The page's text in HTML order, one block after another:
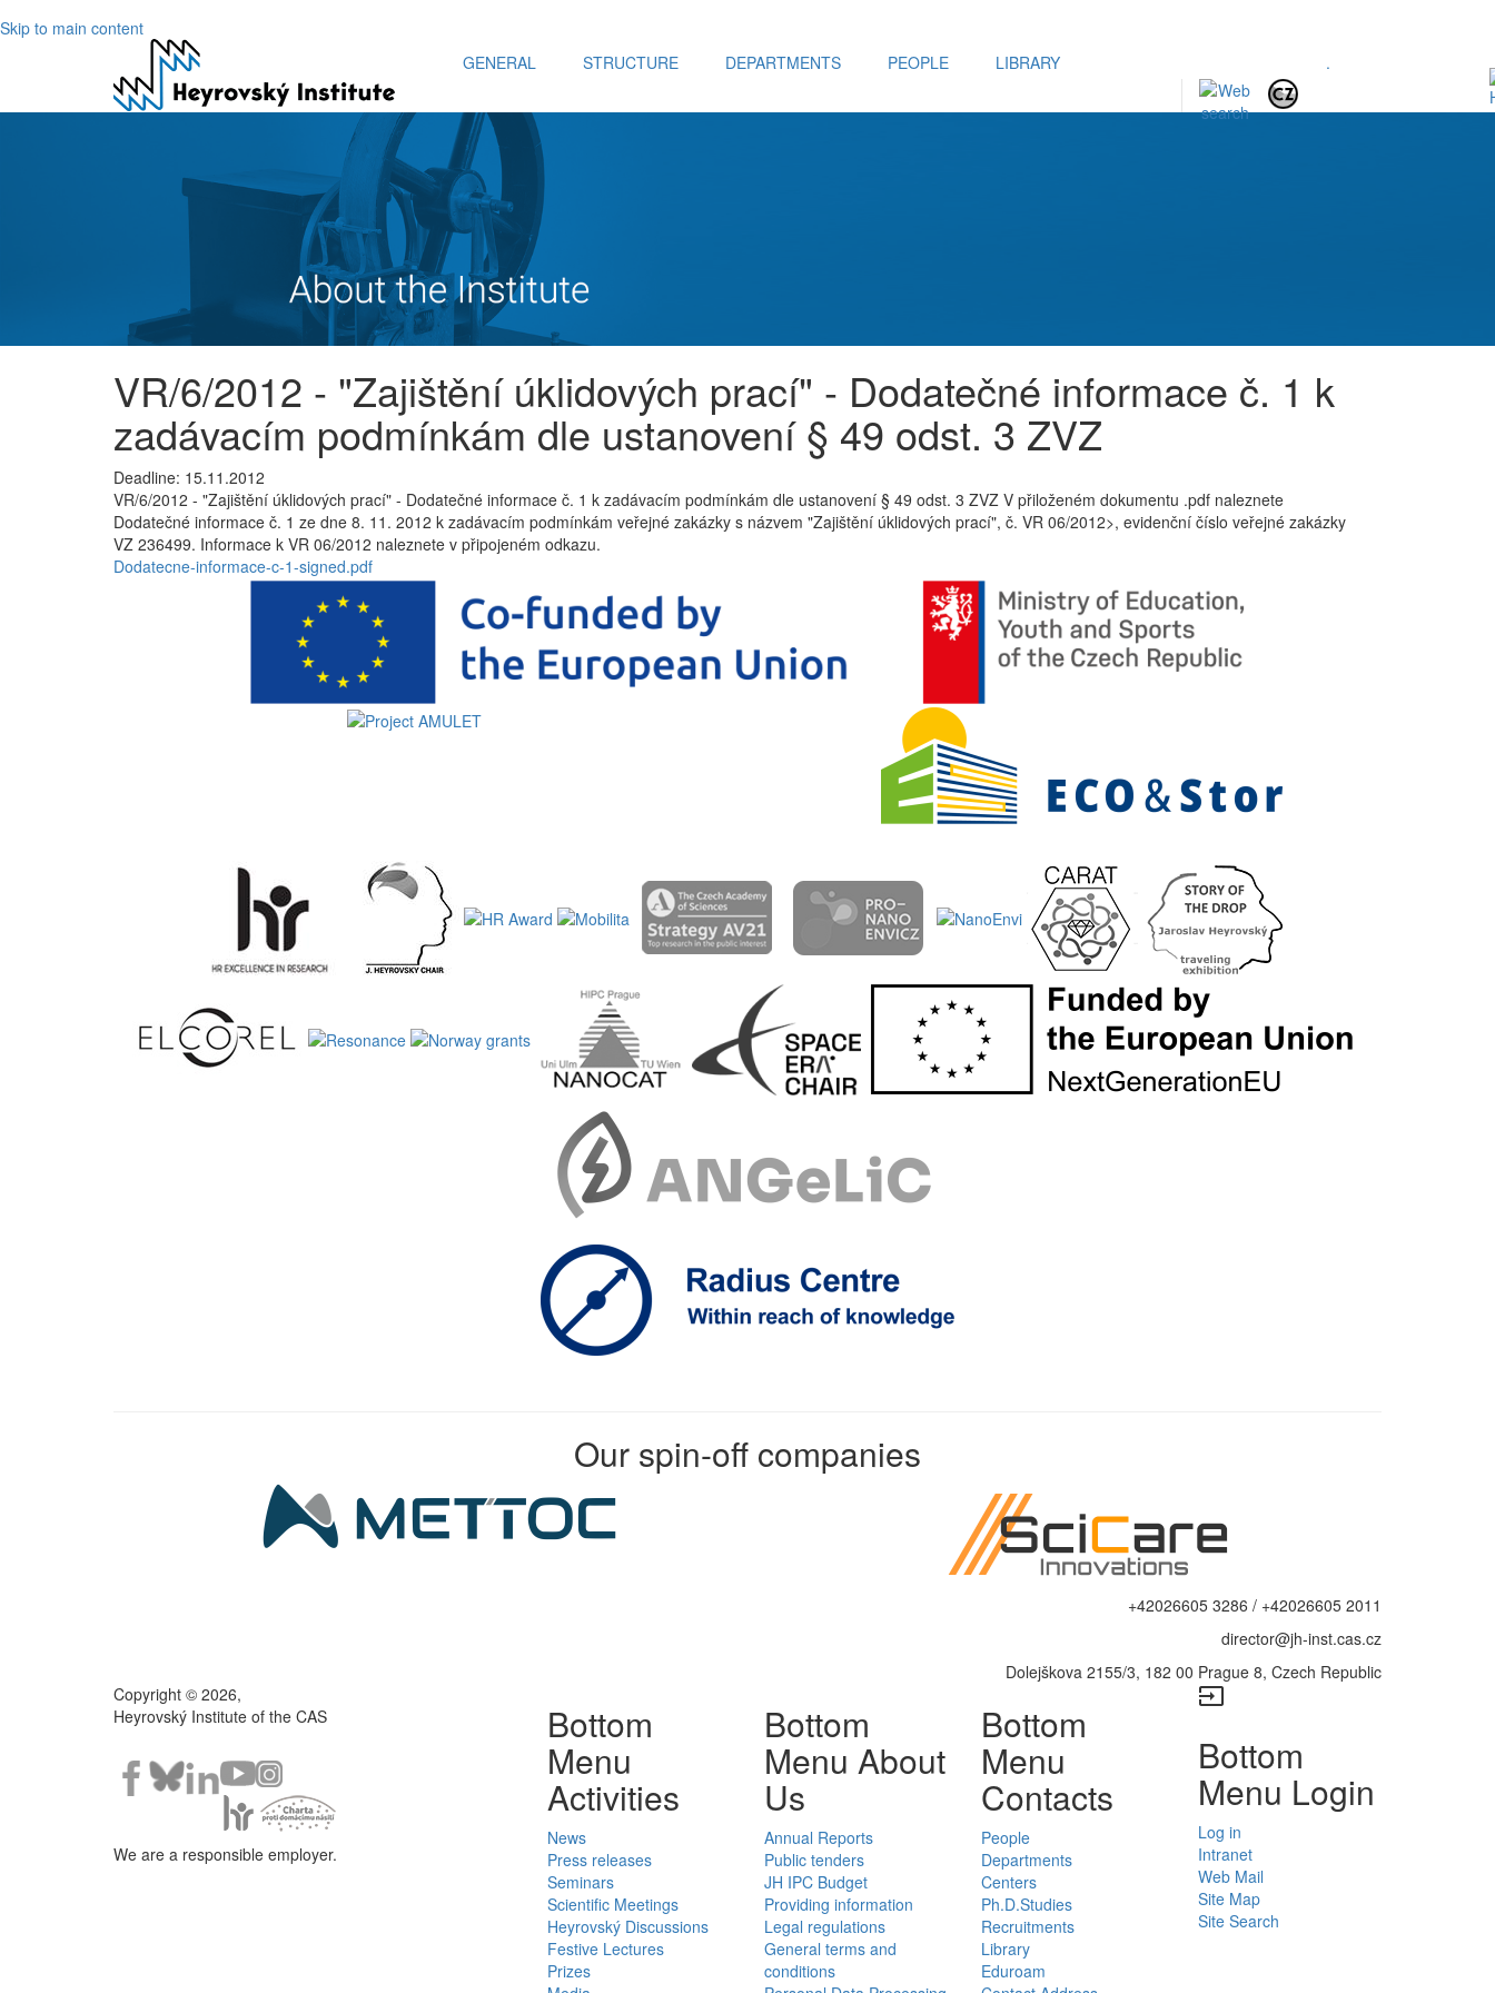
Skip to main content
GENERAL
STRUCTURE DEPARTMENTS PEOPLE LIBRARY .
VR/6/2012 - "Zajištění úklidových prací" - Dodatečné informace č. 1 k
zadávacím podmínkám dle ustanovení § 49 odst. 3 ZVZ
Deadline: 15.11.2012
VR/6/2012 - "Zajištění úklidových prací" - Dodatečné informace č. 1 k zadávacím podmínkám dle ustanovení § 49 odst. 3 ZVZ V přiloženém dokumentu .pdf naleznete
Dodatečné informace č. 1 ze dne 8. 11. 2012 k zadávacím podmínkám veřejné zakázky s názvem "Zajištění úklidových prací", č. VR 06/2012>, evidenční číslo veřejné zakázky
VZ 236499. Informace k VR 06/2012 naleznete v připojeném odkazu.
Dodatecne-informace-c-1-signed.pdf
Our spin-off companies
+42026605 3286 / +42026605 2011
director@jh-inst.cas.cz
Dolejškova 2155/3, 182 00 Prague 8, Czech Republic
Copyright © 2026,
Heyrovský Institute of the CAS
We are a responsible employer.
Bottom
Menu
Activities
News
Press releases
Seminars
Scientific Meetings
Heyrovský Discussions
Festive Lectures
Prizes
Bottom
Menu About
Us
Annual Reports
Public tenders
JH IPC Budget
Providing information
Legal regulations
General terms and
conditions
Bottom
Menu
Contacts
People
Departments
Centers
Ph.D.Studies
Recruitments
Library
Eduroam
input
Bottom
Menu Login
Log in
Intranet
Web Mail
Site Map
Site Search